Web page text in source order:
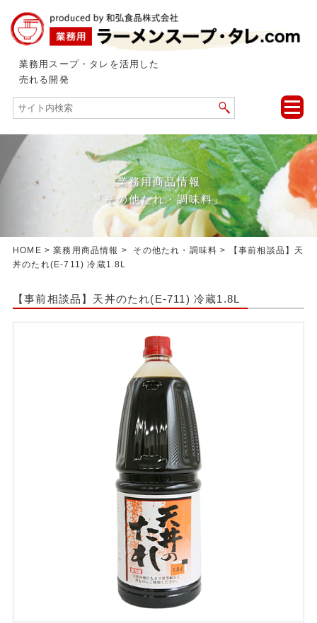
業務用スープ・タレを活用した
売れる開発
toggle
業務用商品情報
「その他たれ・調味料」
HOME >業務用商品情報 > その他たれ・調味料 > 【事前相談品】天
丼のたれ(E-711) 冷蔵1.8L
【事前相談品】天丼のたれ(E-711) 冷蔵1.8L